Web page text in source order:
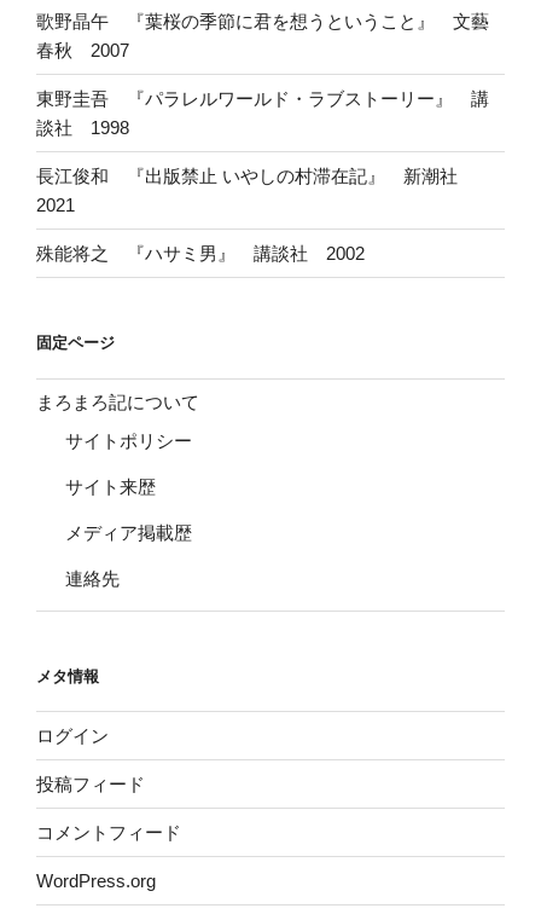
歌野晶午 『葉桜の季節に君を想うということ』 文藝
春秋 2007
東野圭吾 『パラレルワールド・ラブストーリー』 講
談社 1998
長江俊和 『出版禁止 いやしの村滞在記』 新潮社
2021
殊能将之 『ハサミ男』 講談社 2002
固定ページ
まろまろ記について
サイトポリシー
サイト来歴
メディア掲載歴
連絡先
メタ情報
ログイン
投稿フィード
コメントフィード
WordPress.org